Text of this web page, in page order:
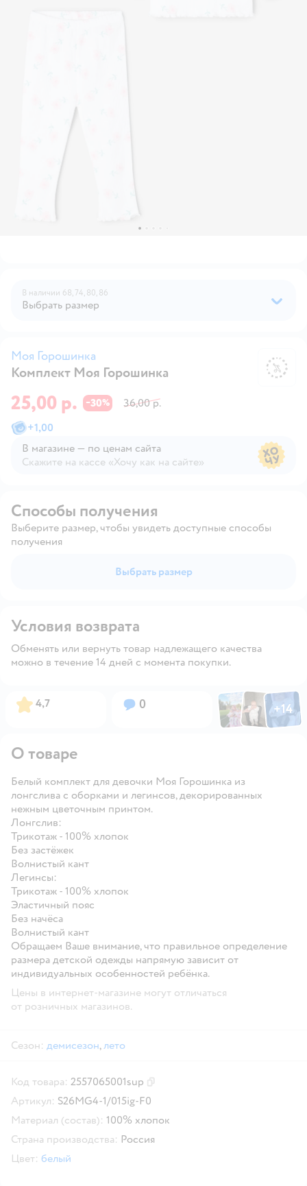
В наличии 68, 74, 80, 86
Выбрать размер
Моя Горошинка
Комплект Моя Горошинка
25,00 р. −30%
36,00 р.
+1,00
В магазине — по ценам сайта
Скажите на кассе «Хочу как на сайте»
Способы получения
Выберите размер, чтобы увидеть доступные способы
получения
Выбрать размер
Условия возврата
Обменять или вернуть товар надлежащего качества
можно в течение 14 дней с момента покупки.
Рейтинг:
4,7 Вопросов:
0 ФотоФотоФото
+14
Открыть
О товаре
Белый комплект для девочки Моя Горошинка из
лонгслива с оборками и легинсов, декорированных
нежным цветочным принтом.
Лонгслив:
Трикотаж - 100% хлопок
Без застёжек
Волнистый кант
Легинсы:
Трикотаж - 100% хлопок
Эластичный пояс
Без начёса
Волнистый кант
Обращаем Ваше внимание, что правильное определение
размера детской одежды напрямую зависит от
индивидуальных особенностей ребёнка.
Цены в интернет-магазине могут отличаться
от розничных магазинов.
Сезон: демисезон,лето
Код товара: 2557065001sup
Артикул: S26MG4-1/015ig-F0
Материал (состав): 100% хлопок
Страна производства: Россия
Цвет: белый